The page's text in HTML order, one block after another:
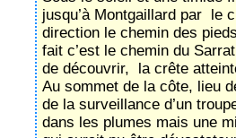
jusqu’à Montgaillard par le
direction le chemin des
fait c’est le chemin du
de découvrir, la crête
Au sommet de la côte, lieu
de la surveillance d’un
dans les plumes mais une